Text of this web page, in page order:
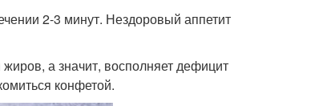
2-3 минут. Нездоровый аппетит
а значит, восполняет дефицит
конфетой.